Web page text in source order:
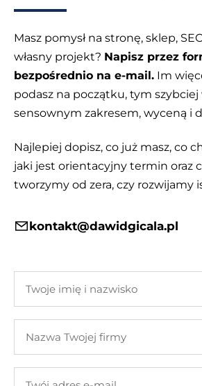
Masz pomysł na stronę, sklep,
własny projekt? Napisz przez
bezpośrednio na e-mail. Im
podasz na początku, tym szybciej
sensownym zakresem, wyceną i
Najlepiej dopisz, co już masz, co
jaki jest orientacyjny termin oraz
tworzymy od zera, czy rozwijamy
kontakt@dawidgicala.pl
imię
nazwisko
Twojej